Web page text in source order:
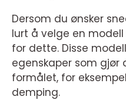
Dersom du ønsker
lurt å velge en
for dette. Disse
egenskaper som
formålet, for
demping.